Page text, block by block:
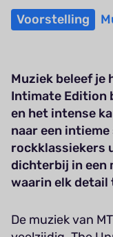
Voorstelling
Muziek beleef je
Intimate Edition
en het intense
naar een
rockklassiekers
dichterbij in een
waarin elk detail
De muziek van